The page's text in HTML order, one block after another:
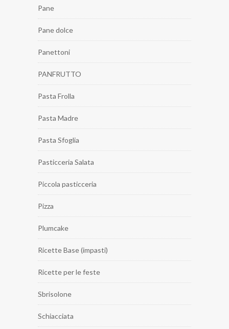
Pane
Pane dolce
Panettoni
PANFRUTTO
Pasta Frolla
Pasta Madre
Pasta Sfoglia
Pasticceria Salata
Piccola pasticceria
Pizza
Plumcake
Ricette Base (impasti)
Ricette per le feste
Sbrisolone
Schiacciata